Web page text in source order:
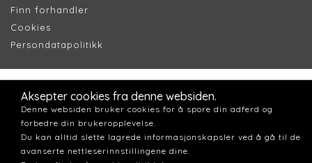
Finn forhandler
Cookies
Persondatapolitikk
Aksepter cookies fra denne websiden.
Denne websiden bruker cookies for å spore din adferd og
forbedre din brukeropplevelse.
Du kan alltid slette lagrede informasjonskapsler ved å gå til de
avanserte nettleserinnstillingene dine.